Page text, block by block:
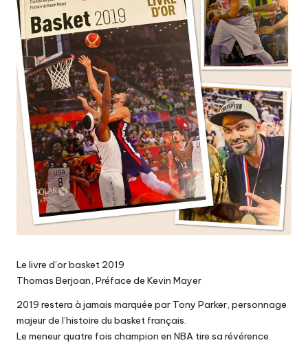
Le livre d’or basket 2019
Thomas Berjoan, Préface de Kevin Mayer
2019 restera à jamais marquée par Tony Parker, personnage
majeur de l’histoire du basket français.
Le meneur quatre fois champion en NBA tire sa révérence.